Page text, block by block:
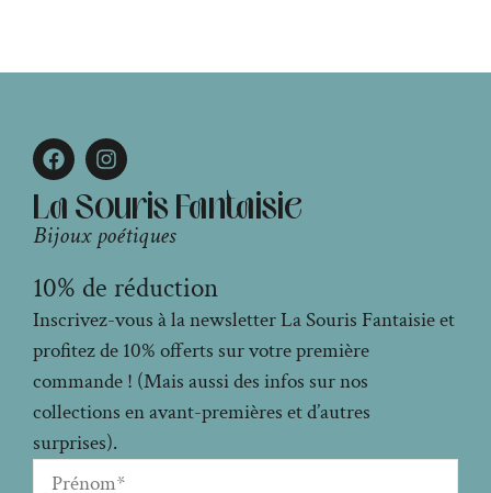
La Souris Fantaisie
Bijoux poétiques
10% de réduction
Inscrivez-vous à la newsletter La Souris Fantaisie et
profitez de 10% offerts sur votre première
commande ! (Mais aussi des infos sur nos
collections en avant-premières et d’autres
surprises).